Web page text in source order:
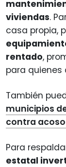
viviendas.
casa propia,
rentado,
para quienes
También
municipios
contra
Para
estatal